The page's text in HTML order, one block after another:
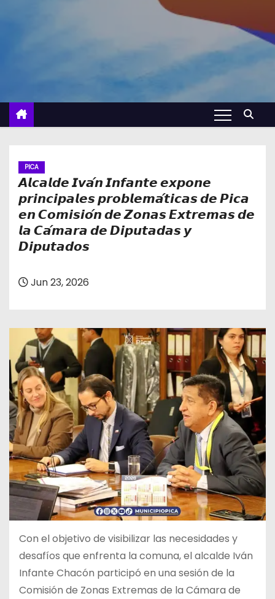
PICA
𝘼𝙡𝙘𝙖𝙡𝙙𝙚 𝙄𝙫𝙖́𝙣 𝙄𝙣𝙛𝙖𝙣𝙩𝙚 𝙚𝙭𝙥𝙤𝙣𝙚
𝙥𝙧𝙞𝙣𝙘𝙞𝙥𝙖𝙡𝙚𝙨 𝙥𝙧𝙤𝙗𝙡𝙚𝙢𝙖́𝙩𝙞𝙘𝙖𝙨 𝙙𝙚 𝙋𝙞𝙘𝙖
𝙚𝙣 𝘾𝙤𝙢𝙞𝙨𝙞𝙤́𝙣 𝙙𝙚 𝙕𝙤𝙣𝙖𝙨 𝙀𝙭𝙩𝙧𝙚𝙢𝙖𝙨 𝙙𝙚
𝙡𝙖 𝘾𝙖́𝙢𝙖𝙧𝙖 𝙙𝙚 𝘿𝙞𝙥𝙪𝙩𝙖𝙙𝙖𝙨 𝙮
𝘿𝙞𝙥𝙪𝙩𝙖𝙙𝙤𝙨
Jun 23, 2026
Con el objetivo de visibilizar las necesidades y
desafíos que enfrenta la comuna, el alcalde Iván
Infante Chacón participó en una sesión de la
Comisión de Zonas Extremas de la Cámara de